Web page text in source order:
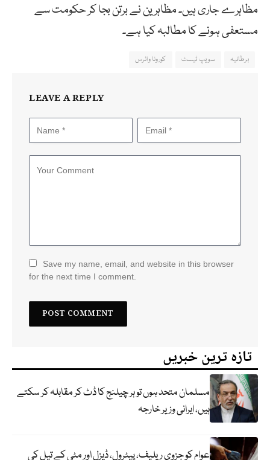
مظاہرے جاری ہیں۔ مظاہرین نے برتن بجا کر حکومت سے
مستعفی ہونے کا مطالبہ کیا ہے۔
برطانیہ سویپ ٹیسٹ کورونا وائرس
LEAVE A REPLY
Save my name, email, and website in this browser
for the next time I comment.
تازہ ترین خبریں
مسلمان متحد ہوں تو ہر چیلنج کا ڈٹ کر مقابلہ کر سکتے
ہیں، ایرانی وزیر خارجہ
عوام کو جزوی ریلیف، پیٹرول، ڈیزل اور مٹی کے تیل کی